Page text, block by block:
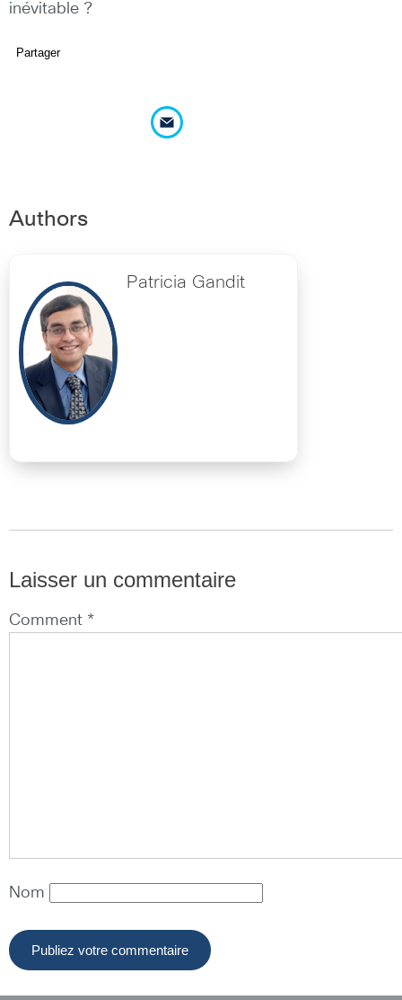
inévitable ?
Partager
Authors
Patricia Gandit
Laisser un commentaire
Comment *
Nom